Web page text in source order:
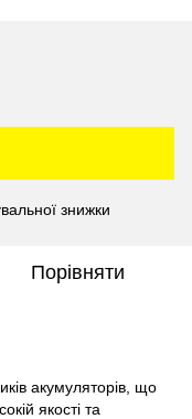
знижки
Порівняти
акумуляторів, що
якості та